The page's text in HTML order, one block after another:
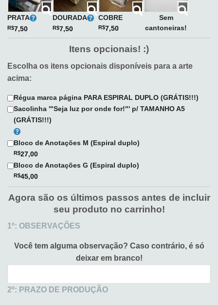
PRATA
R$7,50
DOURADA
R$7,50
COBRE
R$7,50
Sem
cantoneiras!
Itens opcionais! :)
Escolha os itens opcionais disponíveis para a arte
acima:
Régua marca página PARA ESPIRAL DUPLO (GRÁTIS!!!)
Sacolinha '"Seja luz por onde for!"' p/ TAMANHO A5
(GRÁTIS!!!)
Bloco de Anotações M (Espiral duplo)
R$27,00
Bloco de Anotações G (Espiral duplo)
R$45,00
Agora são os últimos passos antes de incluir
seu produto no carrinho!
1º: OBSERVAÇÕES
Você tem alguma observação? Caso contrário, é só
deixar em branco!
2º: PRAZO DE PRODUÇÃO